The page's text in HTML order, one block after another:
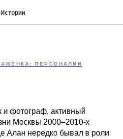
Истории
ПЕРСОНАЛИИ
фотограф, активный
Москвы 2000–2010-х
Алан нередко бывал в роли